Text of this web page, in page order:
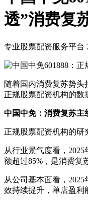
透”消费复
专业股票配资服务平台
随着国内消费复苏势头
正规股票配资机构的数
中国中免：消费复苏
正规股票配资机构的研
从行业景气度看，
额超过85%，是消费复
从公司基本面看，
效持续提升，单店盈利